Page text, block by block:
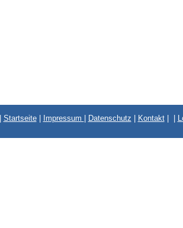
Startseite| Impressum Datenschutz Kontakt|